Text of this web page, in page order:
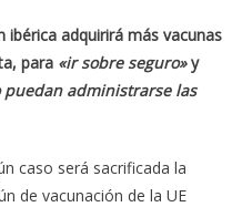
adquirirá más vacunas
para «ir sobre seguro»y
puedan administrarse las
caso será sacrificada la
de vacunación de la UE